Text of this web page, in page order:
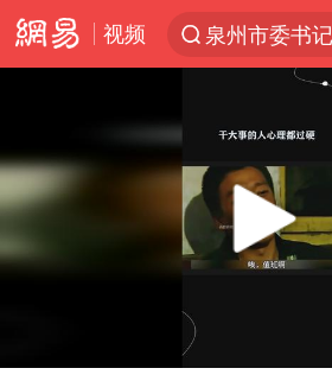
视频
泉州市委书
Play